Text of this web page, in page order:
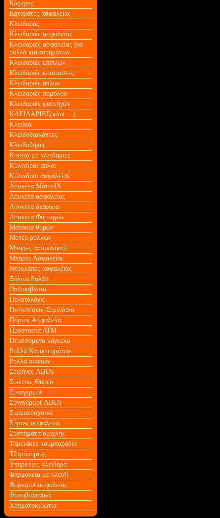
Κάμερες
Καταβάτες ασφαλείας
Κλειδαράς
Κλειδαριές ασφαλείας
Κλειδαριές ασφαλείας για
ρολλά καταστημάτων
Κλειδαριές επίπλων
Κλειδαριές κουτιαστές
Κλειδαριές όπλων
Κλειδαριές πομόλου
Κλειδαριές φορτηγών
ΚΛΕΙΔΑΡΙΕΣ(κλικ....)
Κλειδιά
Κλειδοδιακόπτες
Κλειδοθήκες
Κουτιά με κλειδαριές
Κύλινδροι απλοί
Κύλινδροι ασφαλείας
Λουκέτα Mότο-ΙΧ
Λουκέτα ασφαλείας
Λουκέτα διάφορα
Λουκέτα Φορτηγών
Ματάκια θυρών
Μοτέρ ρολλών
Μπάρες αντιπανικού
Μπάρες Ασφαλείας
Ντουλάπες ασφαλείας
Ξύλινα Ρολλά
Οπλοκιβώτια
Πελατολόγιο
Πιστοπ/σεις-Σεμινάρια
Πόρτες Ασφαλείας
Προστασία ΑΤΜ
Πτυσσόμενα κάγκελα
Ρολλά Καταστημάτων
Ρολλά οικειών
Σειρήνες ABUS
Σούστες Θυρών
Συναγερμοί
Συναγερμοί ABUS
Συρματόσχοινα
Σύρτες ασφαλείας
Συστήματα ομίχλης
Ταμειάκια-κουμπαράδες
Τζαμόπορτες
Υπηρεσίες κλειδαρά
Φαρμακεία με κλειδί
Φοριαμοί ασφαλείας
Φωτοβολταϊκά
Χρηματοκιβώτια